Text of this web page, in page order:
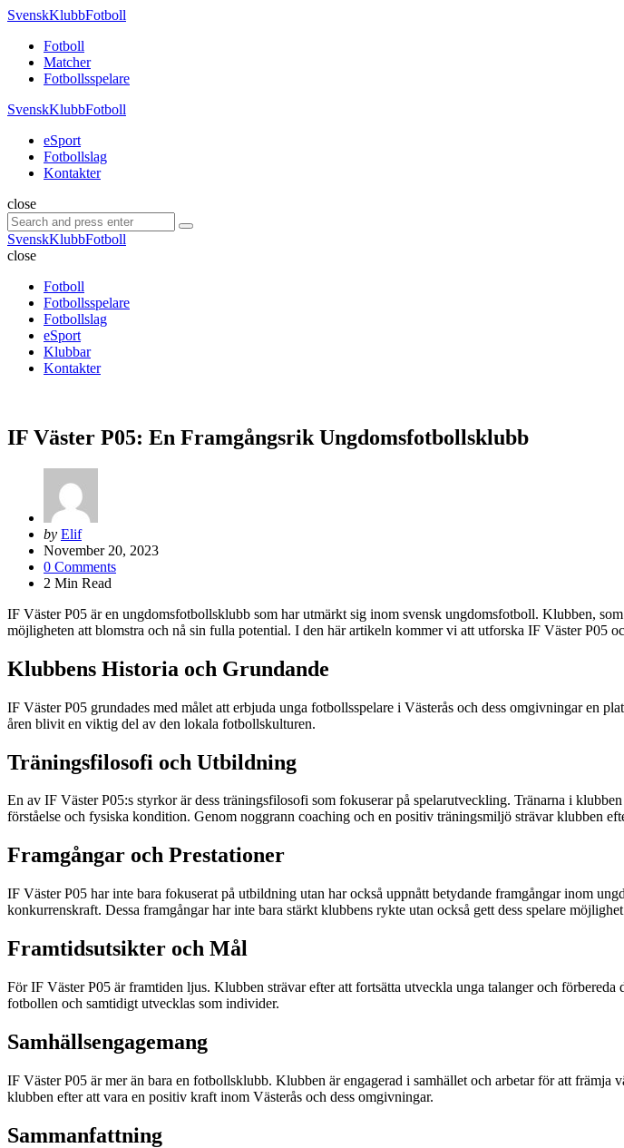
Menu
SvenskKlubbFotboll
Menu
Fotboll
Matcher
Fotbollsspelare
SvenskKlubbFotboll
eSport
Fotbollslag
Kontakter
Search
close
Search
for:
Search
SvenskKlubbFotboll
close
Fotboll
Fotbollsspelare
Fotbollslag
eSport
Klubbar
Kontakter
IF Väster P05: En Framgångsrik Ungdomsfotbollsklubb
Posted
by
by Elif
November 20, 2023
0 Comments
2 Min Read
IF Väster P05 är en ungdomsfotbollsklubb som har utmärkt sig inom svensk ungdomsfotboll. Klubben,
möjligheten att blomstra och nå sin fulla potential. I den här artikeln kommer vi att utforska IF Väster P05
Klubbens Historia och Grundande
IF Väster P05 grundades med målet att erbjuda unga fotbollsspelare i Västerås och dess omgivningar en
åren blivit en viktig del av den lokala fotbollskulturen.
Träningsfilosofi och Utbildning
En av IF Väster P05:s styrkor är dess träningsfilosofi som fokuserar på spelarutveckling. Tränarna i
förståelse och fysiska kondition. Genom noggrann coaching och en positiv träningsmiljö strävar klubben
Framgångar och Prestationer
IF Väster P05 har inte bara fokuserat på utbildning utan har också uppnått betydande framgångar inom
konkurrenskraft. Dessa framgångar har inte bara stärkt klubbens rykte utan också gett dess spelare
Framtidsutsikter och Mål
För IF Väster P05 är framtiden ljus. Klubben strävar efter att fortsätta utveckla unga talanger och
fotbollen och samtidigt utvecklas som individer.
Samhällsengagemang
IF Väster P05 är mer än bara en fotbollsklubb. Klubben är engagerad i samhället och arbetar för att
klubben efter att vara en positiv kraft inom Västerås och dess omgivningar.
Sammanfattning